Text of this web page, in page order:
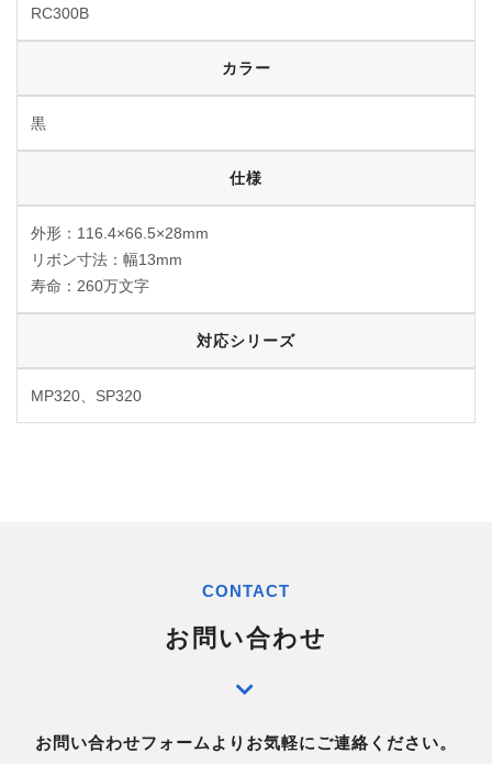
RC300B
カラー
黒
仕様
外形：116.4×66.5×28mm
リボン寸法：幅13mm
寿命：260万文字
対応シリーズ
MP320、SP320
CONTACT
お問い合わせ
お問い合わせフォームよりお気軽にご連絡ください。